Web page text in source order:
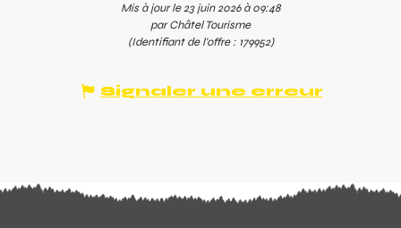
Mis à jour le 23 juin 2026 à 09:48
par Châtel Tourisme
(Identifiant de l'offre : 179952)
Signaler une erreur